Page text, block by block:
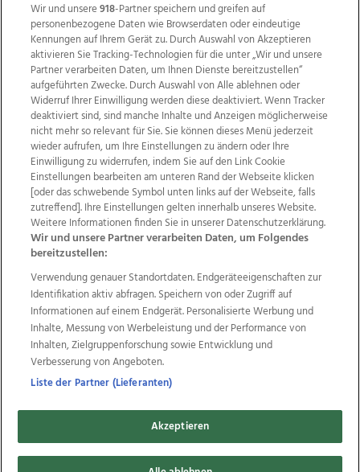
Wir über uns Mediadaten Kontakt
Jobs
Datenschutz
Impressum
AGB Anzeigekunden
AGB Website
Ehrenkodex Politische Werbung
Weitere Angebote des Medienhauses Wimmer
TV1 di-mog-i.at OÖNow
Ischler Woche
Life Radio
OÖNachrichten
OÖN Immobilien
OÖN Karriere
OÖN Reise
Promenaden Galerien
Regionaljobs
wasistlos.at
Copyrights © 2026 Tips Zeitungs GmbH & Co KG
Wir und unsere918-Partner speichern und greifen auf
personenbezogene Daten wie Browserdaten oder eindeutige
Kennungen auf Ihrem Gerät zu. Durch Auswahl von Akzeptieren
aktivieren Sie Tracking-Technologien für die unter „Wir und unsere
Partner verarbeiten Daten, um Ihnen Dienste bereitzustellen“
aufgeführten Zwecke. Durch Auswahl von Alle ablehnen oder
Widerruf Ihrer Einwilligung werden diese deaktiviert. Wenn Tracker
deaktiviert sind, sind manche Inhalte und Anzeigen möglicherweise
nicht mehr so relevant für Sie. Sie können dieses Menü jederzeit
wieder aufrufen, um Ihre Einstellungen zu ändern oder Ihre
Einwilligung zu widerrufen, indem Sie auf den Link Cookie
Einstellungen bearbeiten am unteren Rand der Webseite klicken
[oder das schwebende Symbol unten links auf der Webseite, falls
zutreffend]. Ihre Einstellungen gelten innerhalb unseres Website.
Weitere Informationen finden Sie in unserer Datenschutzerklärung.
Wir und unsere Partner verarbeiten Daten, um Folgendes
bereitzustellen:
Verwendung genauer Standortdaten. Endgeräteeigenschaften zur
Identifikation aktiv abfragen. Speichern von oder Zugriff auf
Informationen auf einem Endgerät. Personalisierte Werbung und
Inhalte, Messung von Werbeleistung und der Performance von
Inhalten, Zielgruppenforschung sowie Entwicklung und
Verbesserung von Angeboten.
Liste der Partner (Lieferanten)
Akzeptieren